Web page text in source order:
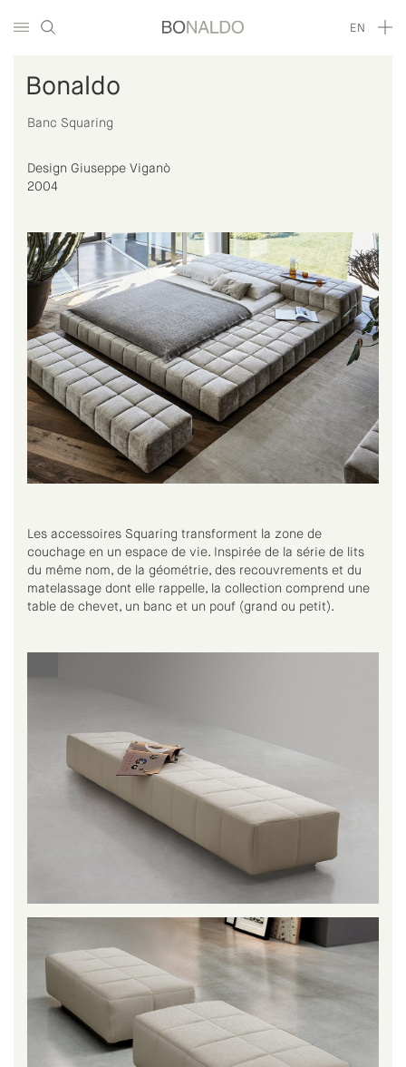
EN
Bonaldo
Banc Squaring
Design Giuseppe Viganò
2004
Les accessoires Squaring transforment la zone de
couchage en un espace de vie. Inspirée de la série de lits
du même nom, de la géométrie, des recouvrements et du
matelassage dont elle rappelle, la collection comprend une
table de chevet, un banc et un pouf (grand ou petit).